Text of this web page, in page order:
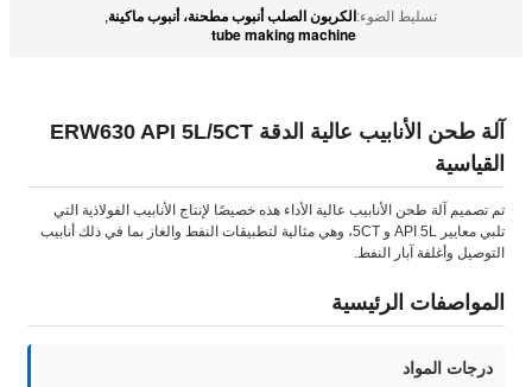
تسليط الضوء:الكربون الصلب أنبوب مطحنة، أنبوب ماكينة,
tube making machine
آلة طحن الأنابيب عالية الدقة ERW630 API 5L/5CT
القياسية
تم تصميم آلة طحن الأنابيب عالية الأداء هذه خصيصًا لإنتاج الأنابيب الفولاذية التي
تلبي معايير API 5L و 5CT، وهي مثالية لتطبيقات النفط والغاز بما في ذلك أنابيب
التوصيل وأغلفة آبار النفط.
المواصفات الرئيسية
درجات المواد